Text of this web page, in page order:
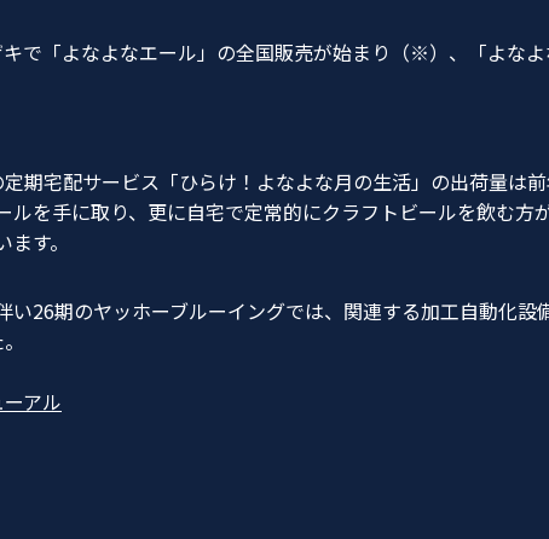
で「よなよなエール」の全国販売が始まり（※）、「よな
期宅配サービス「ひらけ！よなよな月の生活」の出荷量は
を手に取り、更に自宅で定常的にクラフトビールを飲む方
す。
26期のヤッホーブルーイングでは、関連する加工自動化設
アル